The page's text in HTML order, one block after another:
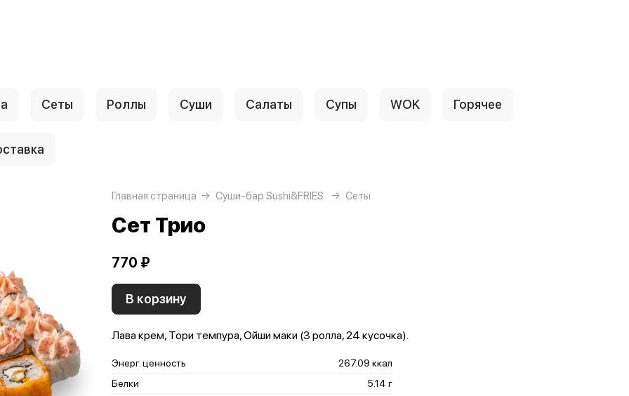
Сеты Роллы Суши Салаты Супы WOK Горячее
Главная страница Суши-бар Sushi&FRIES Сеты
Сет Трио
770 ₽
В корзину
Лава крем, Тори темпура, Ойши маки (3 ролла, 24 кусочка).
Энерг. ценность
267.09 ккал
Белки
5.14 г